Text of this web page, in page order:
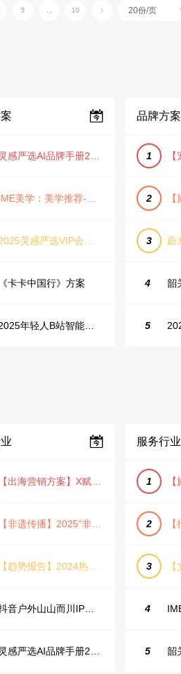
5 ... 10
灵感严选AI品牌手册2025_9.0（下载原件更清晰）
IME美学：美学推荐-飞猪旅行春节营销通案
2025灵感严选VIP会员手册【向团队介绍/采购报销用】
《卡卡中国行》方案
2025年轻人B站智能生活家趋势报告
品牌方案
1
2
3
4
5
【出海营销方案】X赋能全球决策链成就中国科技品牌2025年营销方案（PDF格式）
【非遗传播】2025“非遗融入现代生活”互联网平台助力非遗传播与消费专题报告（PDF格式）
【趋势报告】2024热议话题人群新趋势分析
抖音户外山山而川IP整合营销方案
灵感严选AI品牌手册2025_9.0（下载原件更清晰）
服务行业
1
2
3
4
5